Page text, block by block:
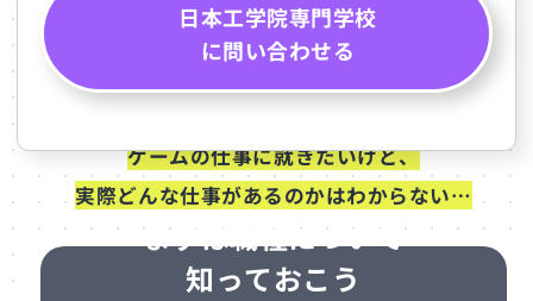
日本工学院専門学校
に問い合わせる
ゲームの仕事に就きたいけど、
実際どんな仕事があるのかはわからない…
まずは職種について
知っておこう